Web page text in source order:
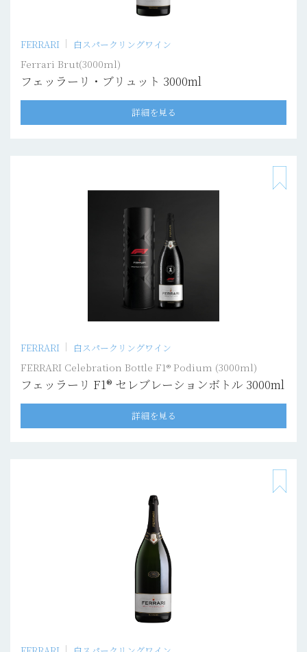
FERRARI 白スパークリングワイン
Ferrari Brut(3000ml)
フェッラーリ・ブリュット 3000ml
詳細を見る
FERRARI 白スパークリングワイン
FERRARI Celebration Bottle F1® Podium (3000ml)
フェッラーリ F1® セレブレーションボトル 3000ml
詳細を見る